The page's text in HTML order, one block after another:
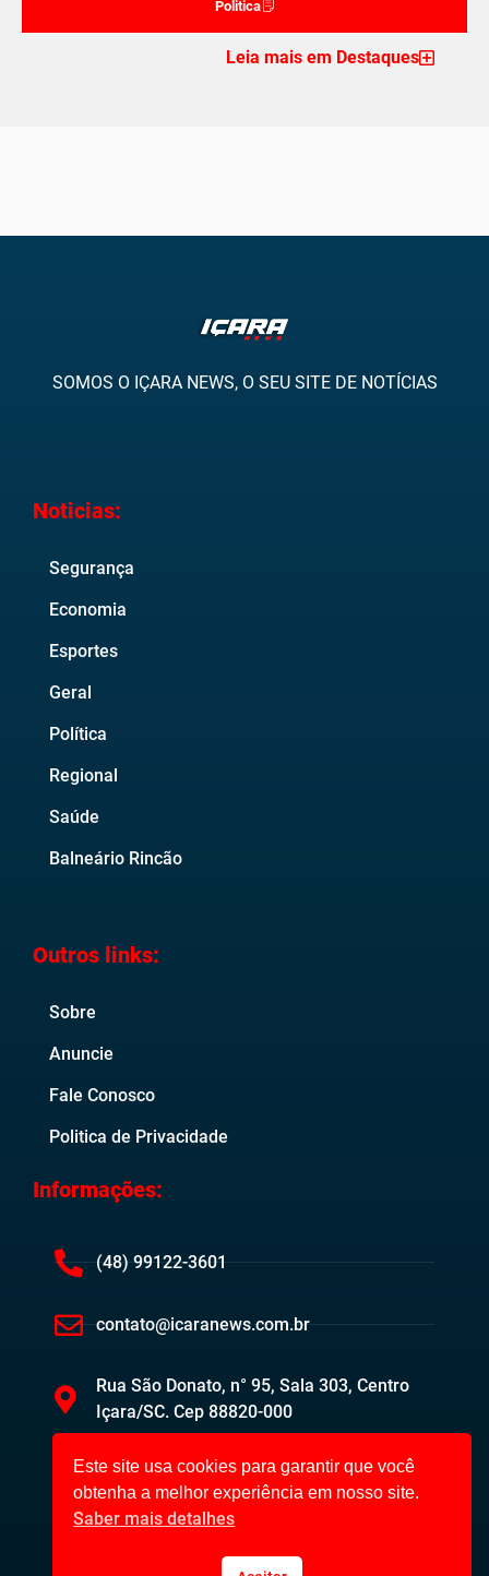
Politica
Leia mais em Destaques
SOMOS O IÇARA NEWS, O SEU SITE DE NOTÍCIAS
Noticias:
Segurança
Economia
Esportes
Geral
Política
Regional
Saúde
Balneário Rincão
Outros links:
Sobre
Anuncie
Fale Conosco
Politica de Privacidade
Informações:
(48) 99122-3601
contato@icaranews.com.br
Rua São Donato, n° 95, Sala 303, Centro
Içara/SC. Cep 88820-000
Este site usa cookies para garantir que você
obtenha a melhor experiência em nosso site.
Saber mais detalhes